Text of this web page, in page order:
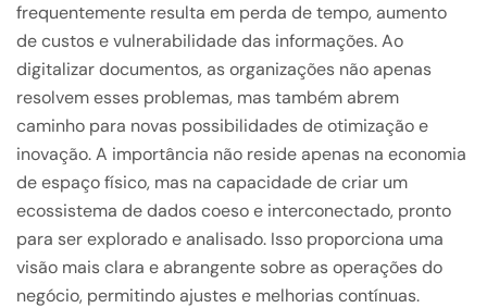
frequentemente resulta em perda de tempo, aumento
de custos e vulnerabilidade das informações. Ao
digitalizar documentos, as organizações não apenas
resolvem esses problemas, mas também abrem
caminho para novas possibilidades de otimização e
inovação. A importância não reside apenas na economia
de espaço físico, mas na capacidade de criar um
ecossistema de dados coeso e interconectado, pronto
para ser explorado e analisado. Isso proporciona uma
visão mais clara e abrangente sobre as operações do
negócio, permitindo ajustes e melhorias contínuas.